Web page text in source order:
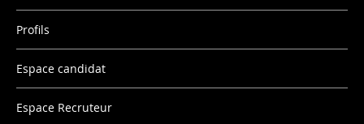
Profils
Espace candidat
Espace Recruteur